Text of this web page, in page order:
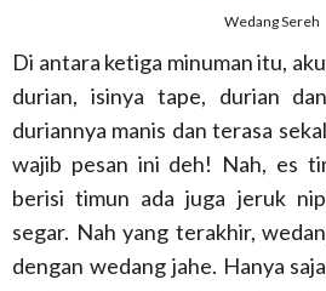
Wedang Sereh
Di antara ketiga minuman itu,
durian, isinya tape, durian
duriannya manis dan terasa
wajib pesan ini deh! Nah, es
berisi timun ada juga jeruk
segar. Nah yang terakhir,
dengan wedang jahe. Hanya